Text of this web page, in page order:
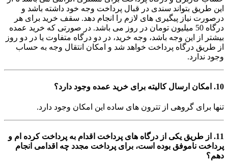
این طریق بتواند سندی در قبال پرداخت وجه خود داشته باشد و
درصورت نیاز پیگیری های لازم را انجام دهد. سقف خرید برای هر
درگاه 50 میلیون تومان در روز می باشد. در صورتی که خرید عمده
بیشتر از این وجه باشد، وجه خرید، در دو درگاه متفاوت یا در دو روز
از طریق درگاه پرداخت خواهد شد و امکان انتقال وجه به حساب
وجود ندارد.
10. امکان ارسال کالیته برای خرید عمده وجود دارد؟
تنها برای گروهی از تترون های ساده این امکان وجود دارد.
11. از طریق یکی از درگاه های پرداخت اقدام به پرداخت کرده ام و
پرداخت ناموفق بوده است، برای پرداخت مجدد چه اقدامی انجام
دهم؟